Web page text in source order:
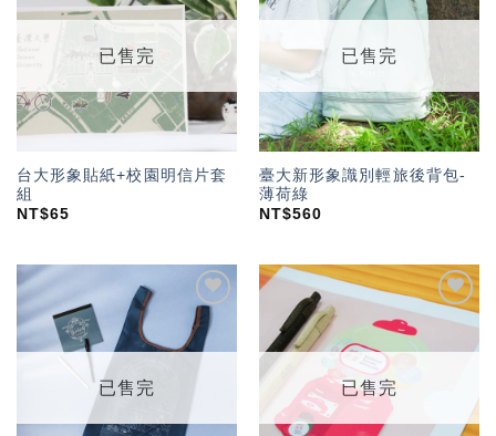
「願
望輕
單」
已售完
台大形象貼紙+校園明信片套
組
NT$65
「願
望輕
已售完
臺大新形象識別輕旅後背包-
薄荷綠
NT$560
加入
「願
望輕
已售完
加入
望輕
已售完